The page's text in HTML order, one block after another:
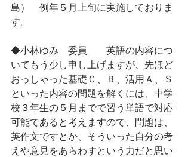
島）　例年５月上旬に実施しておりま
す。
◆小林ゆみ　委員　　英語の内容につ
いてもう少し申し上げますが、先ほど
おっしゃった基礎Ｃ、Ｂ、活用Ａ、Ｓ
といった内容の問題を解くには、中学
校３年生の５月までで習う単語で対応
可能であると考えますので、問題は、
英作文ですとか、そういった自分の考
えや意見をあらわすという力だと思い